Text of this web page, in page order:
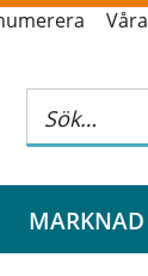
MARKNAD